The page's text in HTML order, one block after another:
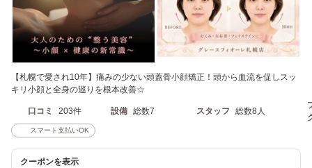
【札幌で愛され10年】痛みの少ない頭蓋骨小顔矯正！頭から血流を促しスッ
キリ小顔と全身の巡りを根本改善☆
口コミ 203件 設備 総数7 スタッフ 総数8人
スマート支払いOK
クーポンを表示